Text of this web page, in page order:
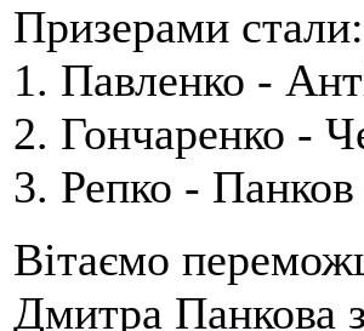
Призерами стали:
1. Павленко -
2. Гончаренко -
3. Репко -
Вітаємо
Дмитра Панкова